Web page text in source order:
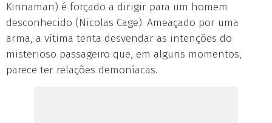
Kinnaman) é forçado a dirigir para um homem
desconhecido (Nicolas Cage). Ameaçado por uma
arma, a vítima tenta desvendar as intenções do
misterioso passageiro que, em alguns momentos,
parece ter relações demoníacas.